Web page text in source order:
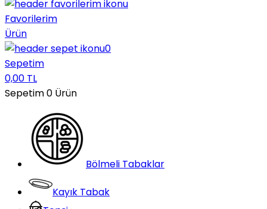
Favorilerim
Ürün
0
Sepetim
0,00 TL
Sepetim0 Ürün
Bölmeli Tabaklar
Kayık Tabak